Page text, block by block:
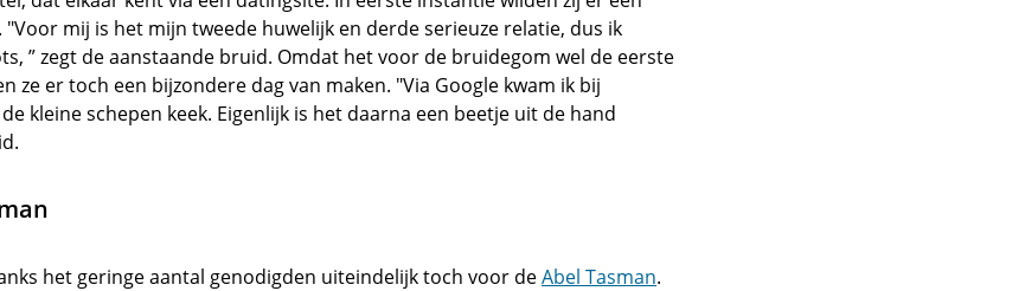
"Voor mij is het mijn tweede huwelijk en derde serieuze relatie, dus ik
” zegt de aanstaande bruid. Omdat het voor de bruidegom wel de eerste
ze er toch een bijzondere dag van maken. "Via Google kwam ik bij
kleine schepen keek. Eigenlijk is het daarna een beetje uit de hand
het geringe aantal genodigden uiteindelijk toch voor deAbel Tasman.